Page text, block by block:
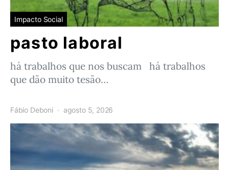
Impacto Social
pasto laboral
há trabalhos que nos buscam há trabalhos
que dão muito tesão…
Fábio Deboni agosto 5, 2026